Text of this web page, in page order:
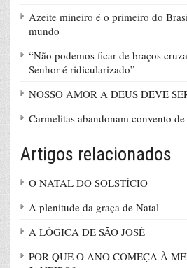
Azeite mineiro é o primeiro do
mundo
“Não podemos ficar de braços
Senhor é ridicularizado”
NOSSO AMOR A DEUS DEVE
Carmelitas abandonam convento
Artigos relacionados
O NATAL DO SOLSTÍCIO
A plenitude da graça de Natal
A LÓGICA DE SÃO JOSÉ
POR QUE O ANO COMEÇA À